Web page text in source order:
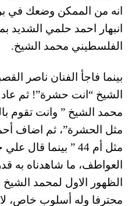
انه من الممكن وضعك في
انبهار احمد حلمي الشديد
الفلسطيني محمد الشيخ.
بينما فاجأ الفنان ناصر
الشيخ “انت حشرة”! ثم عاد
محمد الشيخ ” وانت تقوم
مثل الحشرة”، ثم اضاف
مثل أم 44 ” بينما
العواطف، ما شاهدناه به
الظهور الاول لمحمد الشيخ
محترفا وله أسلوب خاص،